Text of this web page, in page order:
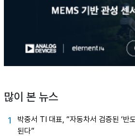
많이 본 뉴스
1
박중서 TI 대표, “자동차서 검증된 ‘반
된다”